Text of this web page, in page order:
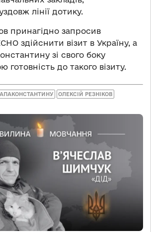
лінії дотику.
принагідно запросив
здійснити візит в Україну, а
зі свого боку
готовність до такого візиту.
ОЛЕКСІЙ РЕЗНІКОВ